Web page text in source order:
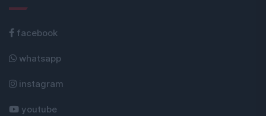
facebook
whatsapp
instagram
youtube